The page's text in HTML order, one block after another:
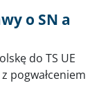
o SN a
do TS UE
pogwałceniem